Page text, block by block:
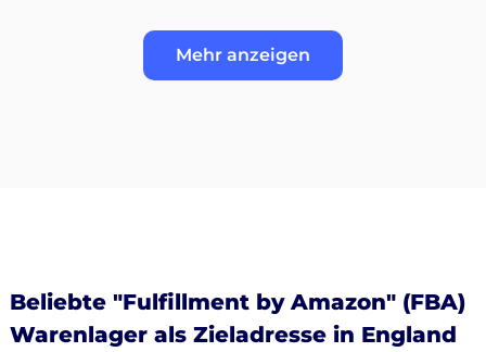
Mehr anzeigen
Beliebte "Fulfillment by Amazon" (FBA)
Warenlager als Zieladresse in England